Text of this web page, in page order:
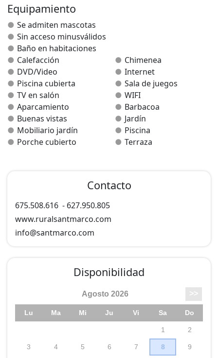
fitness, y sala de juegos.
(Los servicios exteriores son compartidos por los
alojamientos de las dos casas.).
Equipamiento
Se admiten mascotas
Sin acceso minusválidos
Baño en habitaciones
Calefacción
Chimenea
DVD/Video
Internet
Piscina cubierta
Sala de juegos
TV en salón
WIFI
Aparcamiento
Barbacoa
Buenas vistas
Jardín
Mobiliario jardín
Piscina
Porche cubierto
Terraza
Contacto
675.508.616 - 627.950.805
www.ruralsantmarco.com
info@santmarco.com
Disponibilidad